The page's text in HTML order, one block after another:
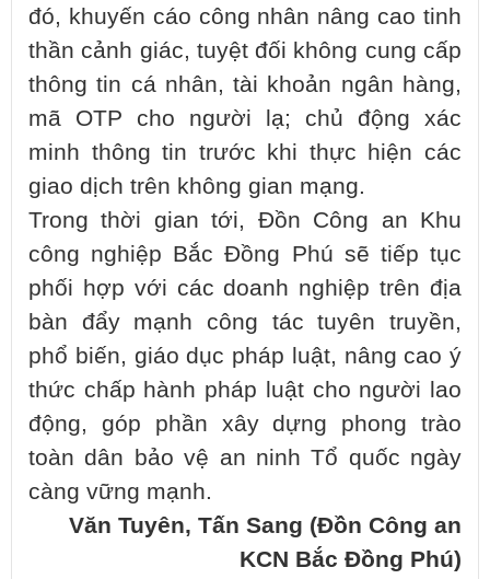
đó, khuyến cáo công nhân nâng cao tinh
thần cảnh giác, tuyệt đối không cung cấp
thông tin cá nhân, tài khoản ngân hàng,
mã OTP cho người lạ; chủ động xác
minh thông tin trước khi thực hiện các
giao dịch trên không gian mạng.
Trong thời gian tới, Đồn Công an Khu
công nghiệp Bắc Đồng Phú sẽ tiếp tục
phối hợp với các doanh nghiệp trên địa
bàn đẩy mạnh công tác tuyên truyền,
phổ biến, giáo dục pháp luật, nâng cao ý
thức chấp hành pháp luật cho người lao
động, góp phần xây dựng phong trào
toàn dân bảo vệ an ninh Tổ quốc ngày
càng vững mạnh.
Văn Tuyên, Tấn Sang (Đồn Công an
KCN Bắc Đồng Phú)